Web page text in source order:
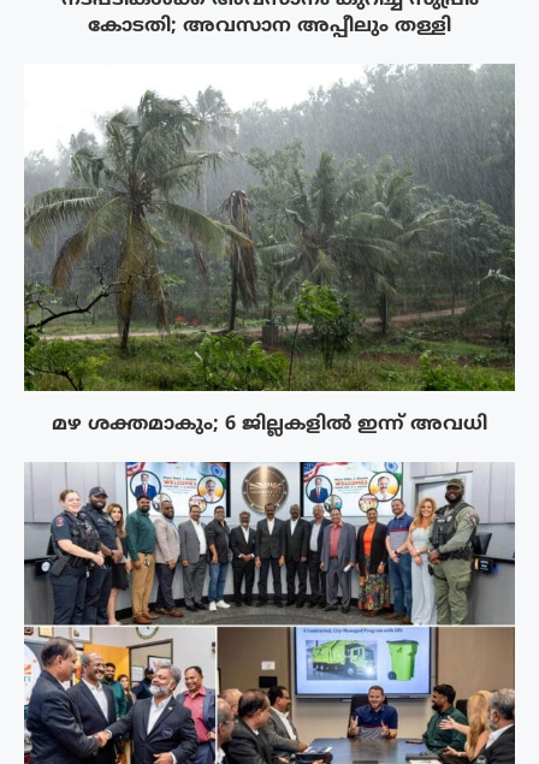
കോടതി; അവസാന അപ്പീലും തള്ളി
മഴ ശക്തമാകും; 6 ജില്ലകളിൽ ഇന്ന് അവധി